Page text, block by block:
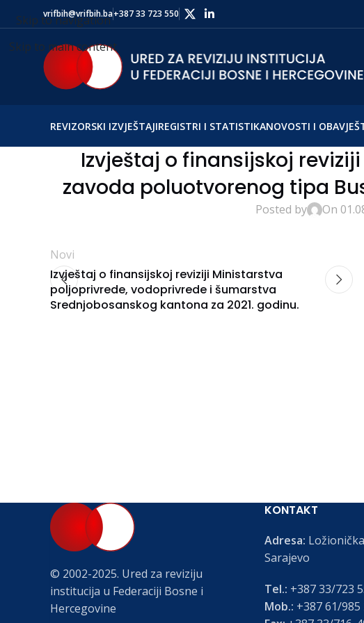
Skip to navigation
Skip to main content
vrifbih@vrifbih.ba+387 33 723 550
REVIZORSKI IZVJEŠTAJIREGISTRI I STATISTIKANOVOSTI I
Izvještaj o finansijskoj
zavoda poluotvorenog tipa
Posted by On
Novi
Izvještaj o finansijskoj reviziji Ministarstva
poljoprivrede, vodoprivrede i šumarstva
Srednjobosanskog kantona za 2021. godinu.
© 2002-2025. Ured za reviziju
institucija u Federaciji Bosne i
Hercegovine
KONTAKT
Adresa:
Sarajevo
Tel.: +387 33/723
Mob.: +387 61/985